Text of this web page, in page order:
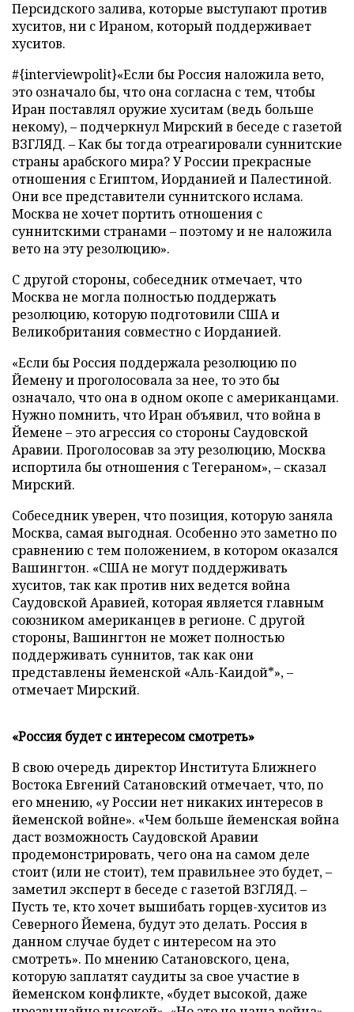
Персидского залива, которые выступают против
хуситов, ни с Ираном, который поддерживает
хуситов.
#{interviewpolit}«Если бы Россия наложила вето,
это означало бы, что она согласна с тем, чтобы
Иран поставлял оружие хуситам (ведь больше
некому), – подчеркнул Мирский в беседе с газетой
ВЗГЛЯД. – Как бы тогда отреагировали суннитские
страны арабского мира? У России прекрасные
отношения с Египтом, Иорданией и Палестиной.
Они все представители суннитского ислама.
Москва не хочет портить отношения с
суннитскими странами – поэтому и не наложила
вето на эту резолюцию».
С другой стороны, собеседник отмечает, что
Москва не могла полностью поддержать
резолюцию, которую подготовили США и
Великобритания совместно с Иорданией.
«Если бы Россия поддержала резолюцию по
Йемену и проголосовала за нее, то это бы
означало, что она в одном окопе с американцами.
Нужно помнить, что Иран объявил, что война в
Йемене – это агрессия со стороны Саудовской
Аравии. Проголосовав за эту резолюцию, Москва
испортила бы отношения с Тегераном», – сказал
Мирский.
Собеседник уверен, что позиция, которую заняла
Москва, самая выгодная. Особенно это заметно по
сравнению с тем положением, в котором оказался
Вашингтон. «США не могут поддерживать
хуситов, так как против них ведется война
Саудовской Аравией, которая является главным
союзником американцев в регионе. С другой
стороны, Вашингтон не может полностью
поддерживать суннитов, так как они
представлены йеменской «Аль-Каидой*», –
отмечает Мирский.
«Россия будет с интересом смотреть»
В свою очередь директор Института Ближнего
Востока Евгений Сатановский отмечает, что, по
его мнению, «у России нет никаких интересов в
йеменской войне». «Чем больше йеменская война
даст возможность Саудовской Аравии
продемонстрировать, чего она на самом деле
стоит (или не стоит), тем правильнее это будет, –
заметил эксперт в беседе с газетой ВЗГЛЯД. –
Пусть те, кто хочет вышибать горцев-хуситов из
Северного Йемена, будут это делать. Россия в
данном случае будет с интересом на это
смотреть». По мнению Сатановского, цена,
которую заплатят саудиты за свое участие в
йеменском конфликте, «будет высокой, даже